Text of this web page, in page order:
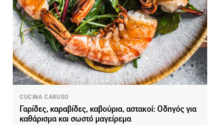
CUCINA CARUSO
Γαρίδες, καραβίδες, καβούρια, αστακοί: Οδηγός για
καθάρισμα και σωστό μαγείρεμα